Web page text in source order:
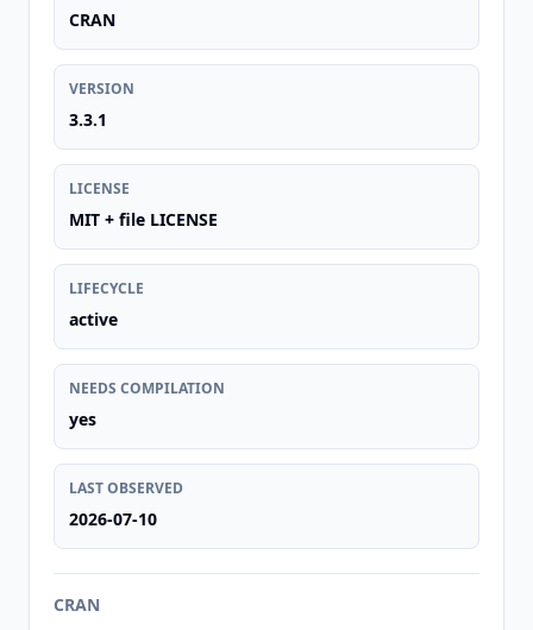
CRAN
VERSION
3.3.1
LICENSE
MIT + file LICENSE
LIFECYCLE
active
NEEDS COMPILATION
yes
LAST OBSERVED
2026-07-10
CRAN